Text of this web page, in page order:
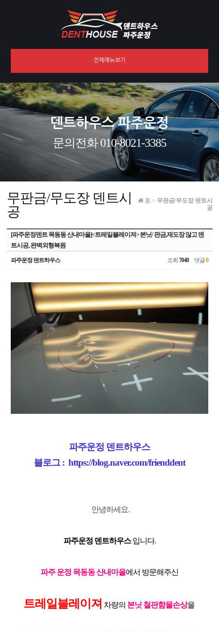
전체메뉴보기
덴트하우스 파주운정
문의전화 010-8021-3385
무판금/무도장 덴트시
공
홈 > 무판금/무도장 덴트시
공
[파주운정덴트 목동동 산내마을]<트레일블레이져> 본닛/ 판금,재도장 않고 덴
트시공, 완벽외형복원
파주운정 덴트하우스 조회 7048댓글0
파주운정 덴트하우스
블로그 : https://blog.naver.com/frienddent
안녕하세요.
파주운정 덴트하우스입니다.
파주 운정 목동동 산내마을에서 방문해주신
트레일블레이져 차량의 본닛 철판함몰손상을